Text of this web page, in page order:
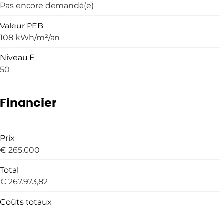
Pas encore demandé(e)
Valeur PEB
108 kWh/m²/an
Niveau E
50
Financier
Prix
€ 265.000
Total
€ 267.973,82
Coûts totaux